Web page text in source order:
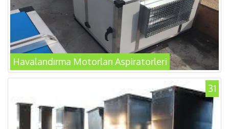
Havalandırma Motorları Aspiratorleri
31